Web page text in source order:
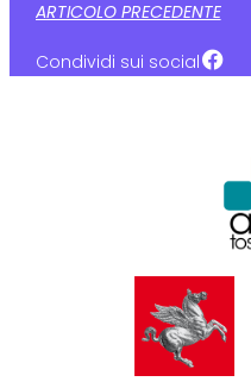
ARTICOLO PRECEDENTE
Condividi sui social